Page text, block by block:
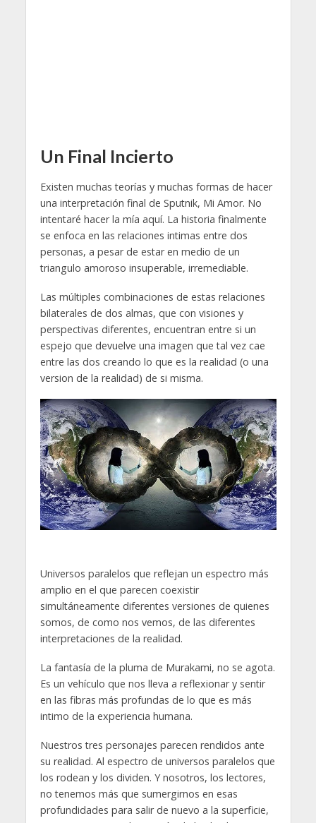
Un Final Incierto
Existen muchas teorías y muchas formas de hacer
una interpretación final de Sputnik, Mi Amor. No
intentaré hacer la mía aquí. La historia finalmente
se enfoca en las relaciones intimas entre dos
personas, a pesar de estar en medio de un
triangulo amoroso insuperable, irremediable.
Las múltiples combinaciones de estas relaciones
bilaterales de dos almas, que con visiones y
perspectivas diferentes, encuentran entre si un
espejo que devuelve una imagen que tal vez cae
entre las dos creando lo que es la realidad (o una
version de la realidad) de si misma.
Universos paralelos que reflejan un espectro más
amplio en el que parecen coexistir
simultáneamente diferentes versiones de quienes
somos, de como nos vemos, de las diferentes
interpretaciones de la realidad.
La fantasía de la pluma de Murakami, no se agota.
Es un vehículo que nos lleva a reflexionar y sentir
en las fibras más profundas de lo que es más
intimo de la experiencia humana.
Nuestros tres personajes parecen rendidos ante
su realidad. Al espectro de universos paralelos que
los rodean y los dividen. Y nosotros, los lectores,
no tenemos más que sumergirnos en esas
profundidades para salir de nuevo a la superficie,